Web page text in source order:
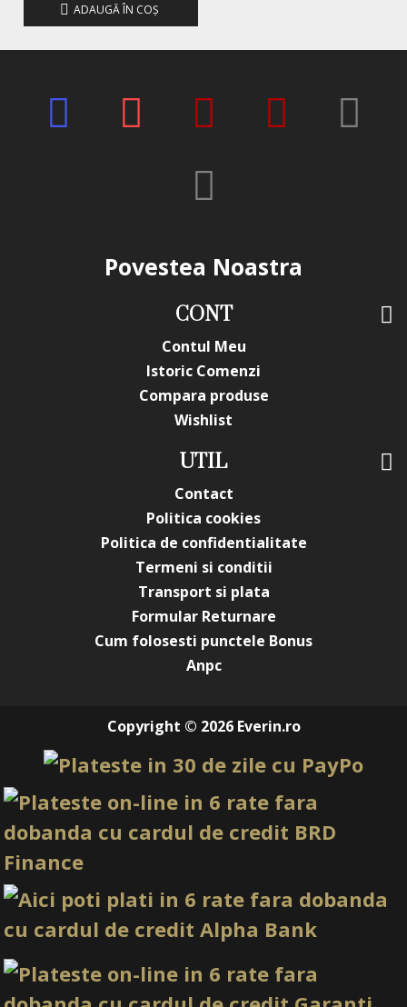
ADAUGĂ ÎN COŞ
Povestea Noastra
CONT
Contul Meu
Istoric Comenzi
Compara produse
Wishlist
UTIL
Contact
Politica cookies
Politica de confidentialitate
Termeni si conditii
Transport si plata
Formular Returnare
Cum folosesti punctele Bonus
Anpc
Copyright © 2026 Everin.ro